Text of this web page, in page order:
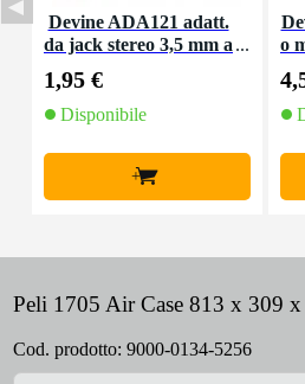
Devine ADA121 adatt.
da jack stereo 3,5 mm a
1,95 €
Disponibile
+
o
Peli 1705 Air Case 813 x 309
Cod. prodotto: 9000-0134-5256